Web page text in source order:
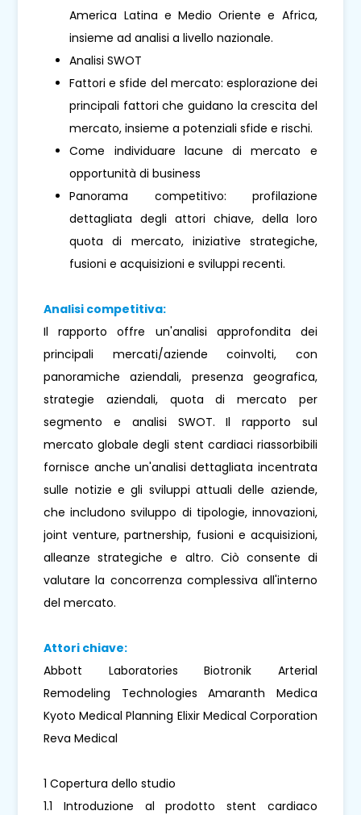
America Latina e Medio Oriente e Africa,
insieme ad analisi a livello nazionale.
Analisi SWOT
Fattori e sfide del mercato: esplorazione dei
principali fattori che guidano la crescita del
mercato, insieme a potenziali sfide e rischi.
Come individuare lacune di mercato e
opportunità di business
Panorama competitivo: profilazione
dettagliata degli attori chiave, della loro
quota di mercato, iniziative strategiche,
fusioni e acquisizioni e sviluppi recenti.
Analisi competitiva:
Il rapporto offre un'analisi approfondita dei
principali mercati/aziende coinvolti, con
panoramiche aziendali, presenza geografica,
strategie aziendali, quota di mercato per
segmento e analisi SWOT. Il rapporto sul
mercato globale degli stent cardiaci riassorbibili
fornisce anche un'analisi dettagliata incentrata
sulle notizie e gli sviluppi attuali delle aziende,
che includono sviluppo di tipologie, innovazioni,
joint venture, partnership, fusioni e acquisizioni,
alleanze strategiche e altro. Ciò consente di
valutare la concorrenza complessiva all'interno
del mercato.
Attori chiave:
Abbott Laboratories Biotronik Arterial
Remodeling Technologies Amaranth Medica
Kyoto Medical Planning Elixir Medical Corporation
Reva Medical
1 Copertura dello studio
1.1 Introduzione al prodotto stent cardiaco